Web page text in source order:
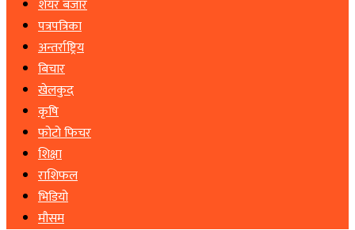
शेयर बजार
पत्रपत्रिका
अन्तर्राष्ट्रिय
बिचार
खेलकुद
कृषि
फोटो फिचर
शिक्षा
राशिफल
भिडियो
मौसम